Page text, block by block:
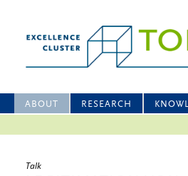
ABOUT RESEARCH
Talk